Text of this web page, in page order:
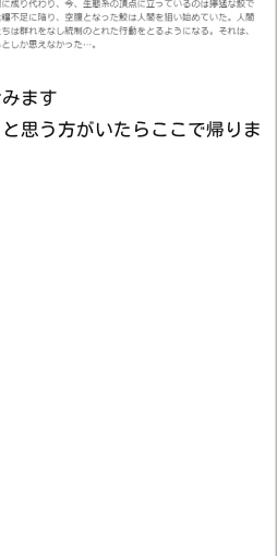
ます
思う方がいたらここで帰りま